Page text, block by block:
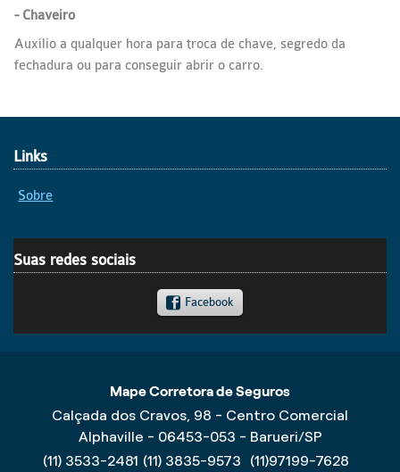
- Chaveiro
Auxílio a qualquer hora para troca de chave, segredo da
fechadura ou para conseguir abrir o carro.
Links
Sobre
Suas redes sociais
Facebook
Mape Corretora de Seguros
Calçada dos Cravos, 98 - Centro Comercial
Alphaville - 06453-053 - Barueri/SP
(11) 3533-2481 (11) 3835-9573 (11)97199-7628